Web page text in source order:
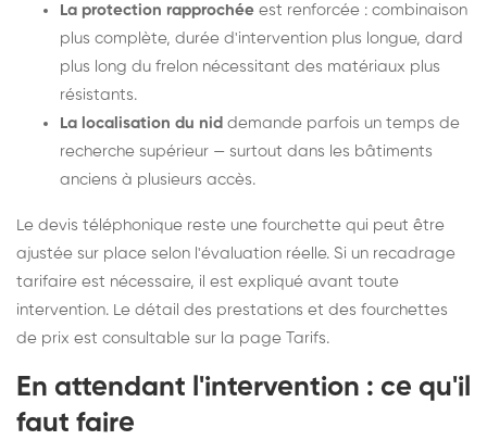
La protection rapprochée est renforcée : combinaison
plus complète, durée d'intervention plus longue, dard
plus long du frelon nécessitant des matériaux plus
résistants.
La localisation du nid demande parfois un temps de
recherche supérieur — surtout dans les bâtiments
anciens à plusieurs accès.
Le devis téléphonique reste une fourchette qui peut être
ajustée sur place selon l'évaluation réelle. Si un recadrage
tarifaire est nécessaire, il est expliqué avant toute
intervention. Le détail des prestations et des fourchettes
de prix est consultable sur la page Tarifs.
En attendant l'intervention : ce qu'il
faut faire